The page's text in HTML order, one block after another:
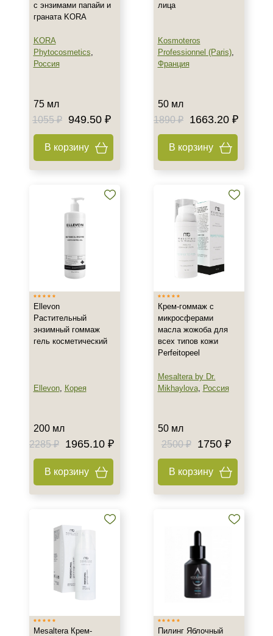
AVAILPROF
Показать еще
Страна
Израиль
Италия
Показать еще
Азелаиновый
Гликолевый
Джесснера
Показать еще
Класс косметики
Лечебная
Тип кожи
Жирная
Зрелая
Любой возраст (от 18 лет)
После 20
Показать еще
Действие
с энзимами папайи и
граната KORA
KORA
Phytocosmetics,
Россия
75 мл
1055 ₽ 949.50 ₽
В корзину
лица
Kosmoteros
Professionnel (Paris),
Франция
50 мл
1890 ₽
1663.20 ₽
В корзину
Ellevon
Растительный
энзимный гоммаж
гель косметический
Ellevon, Корея
200 мл
2285 ₽
1965.10 ₽
В корзину
Крем-гоммаж с
микросферами
масла жожоба для
всех типов кожи
Perfeitopeel
Mesaltera by Dr.
Mikhaylova, Россия
50 мл
2500 ₽
1750 ₽
В корзину
Mesaltera Крем-
Пилинг Яблочный